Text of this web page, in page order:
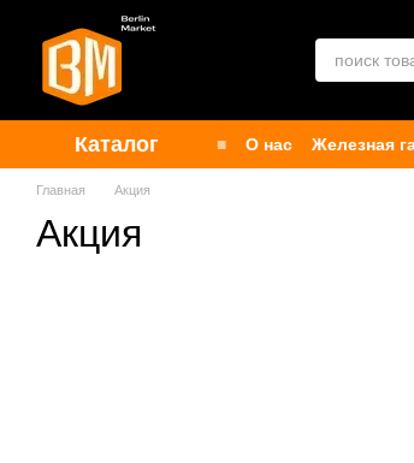
Перейти к основному контенту
Каталог ■ О нас Железная
Контакты
Бренды
Главная Акция
Акция